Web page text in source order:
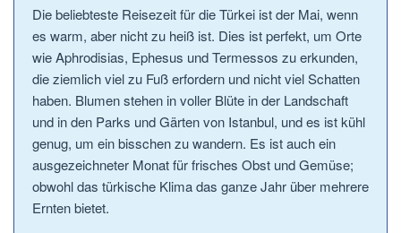
Die beliebteste Reisezeit für die Türkei ist der Mai, wenn
es warm, aber nicht zu heiß ist. Dies ist perfekt, um Orte
wie Aphrodisias, Ephesus und Termessos zu erkunden,
die ziemlich viel zu Fuß erfordern und nicht viel Schatten
haben. Blumen stehen in voller Blüte in der Landschaft
und in den Parks und Gärten von Istanbul, und es ist kühl
genug, um ein bisschen zu wandern. Es ist auch ein
ausgezeichneter Monat für frisches Obst und Gemüse;
obwohl das türkische Klima das ganze Jahr über mehrere
Ernten bietet.